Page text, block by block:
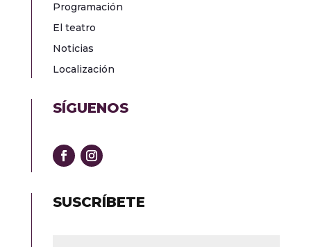
Programación
El teatro
Noticias
Localización
SÍGUENOS
SUSCRÍBETE